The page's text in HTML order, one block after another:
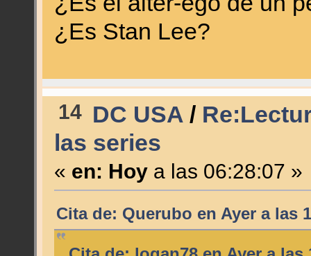
¿Es Stan Lee?
14 DC USA/
las series
« en: Hoya las 06:28:07 »
Cita de: Querubo en Ayera las